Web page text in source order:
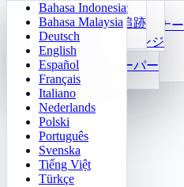
毎日算数
かけ算九九トレーナー
24 Tính Nhanh
関数
数字の規則穴埋め
Sudoku
Klotski Số
2048
Tetris
マインスイーパー
Gomoku
ライトアウト
迷路クエスト
ソカbanチャレンジ
Ma trận ký ức
ターゲット追跡
高速識別
Bahasa Indonesia
Bahasa Malaysia
Deutsch
English
Español
Français
Italiano
Nederlands
Polski
Português
Svenska
Tiếng Việt
Türkçe